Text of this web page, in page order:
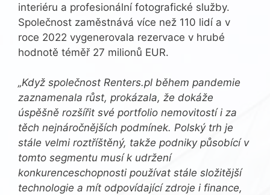
interiéru a profesionální fotografické služby.
Společnost zaměstnává více než 110 lidí a v
roce 2022 vygenerovala rezervace v hrubé
hodnotě téměř 27 milionů EUR.
„Když společnost Renters.pl během pandemie
zaznamenala růst, prokázala, že dokáže
úspěšně rozšířit své portfolio nemovitostí i za
těch nejnáročnějších podmínek. Polský trh je
stále velmi roztříštěný, takže podniky působící v
tomto segmentu musí k udržení
konkurenceschopnosti používat stále složitější
technologie a mít odpovídající zdroje i finance,